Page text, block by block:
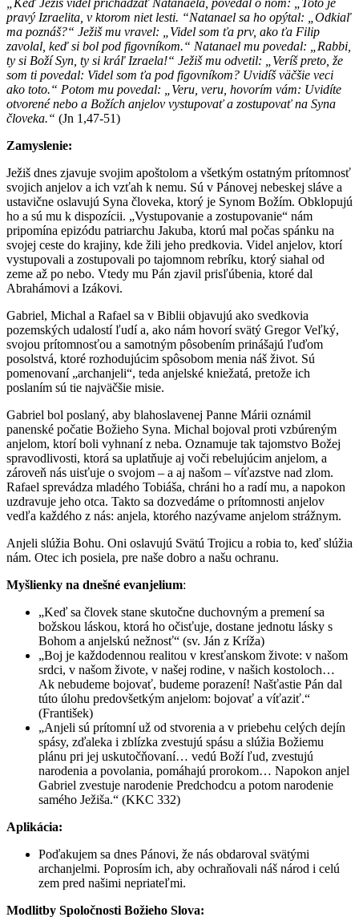
pravý Izraelita, v ktorom niet lesti. “Natanael sa ho opýtal: „Odkiaľ
ma poznáš?“ Ježiš mu vravel: „Videl som ťa prv, ako ťa Filip
zavolal, keď si bol pod figovníkom.“ Natanael mu povedal: „Rabbi,
ty si Boží Syn, ty si kráľ Izraela!“ Ježiš mu odvetil: „Veríš preto, že
som ti povedal: Videl som ťa pod figovníkom? Uvidíš väčšie veci
ako toto.“ Potom mu povedal: „Veru, veru, hovorím vám: Uvidíte
otvorené nebo a Božích anjelov vystupovať a zostupovať na Syna
človeka.“ (Jn 1,47-51)
Zamyslenie:
Ježiš dnes zjavuje svojim apoštolom a všetkým ostatným prítomnosť
svojich anjelov a ich vzťah k nemu. Sú v Pánovej nebeskej sláve a
ustavične oslavujú Syna človeka, ktorý je Synom Božím. Obklopujú
ho a sú mu k dispozícii. „Vystupovanie a zostupovanie“ nám
pripomína epizódu patriarchu Jakuba, ktorú mal počas spánku na
svojej ceste do krajiny, kde žili jeho predkovia. Videl anjelov, ktorí
vystupovali a zostupovali po tajomnom rebríku, ktorý siahal od
zeme až po nebo. Vtedy mu Pán zjavil prisľúbenia, ktoré dal
Abrahámovi a Izákovi.
Gabriel, Michal a Rafael sa v Biblii objavujú ako svedkovia
pozemských udalostí ľudí a, ako nám hovorí svätý Gregor Veľký,
svojou prítomnosťou a samotným pôsobením prinášajú ľuďom
posolstvá, ktoré rozhodujúcim spôsobom menia náš život. Sú
pomenovaní „archanjeli“, teda anjelské kniežatá, pretože ich
poslaním sú tie najväčšie misie.
Gabriel bol poslaný, aby blahoslavenej Panne Márii oznámil
panenské počatie Božieho Syna. Michal bojoval proti vzbúreným
anjelom, ktorí boli vyhnaní z neba. Oznamuje tak tajomstvo Božej
spravodlivosti, ktorá sa uplatňuje aj voči rebelujúcim anjelom, a
zároveň nás uisťuje o svojom – a aj našom – víťazstve nad zlom.
Rafael sprevádza mladého Tobiáša, chráni ho a radí mu, a napokon
uzdravuje jeho otca. Takto sa dozvedáme o prítomnosti anjelov
vedľa každého z nás: anjela, ktorého nazývame anjelom strážnym.
Anjeli slúžia Bohu. Oni oslavujú Svätú Trojicu a robia to, keď slúžia
nám. Otec ich posiela, pre naše dobro a našu ochranu.
Myšlienky na dnešné evanjelium:
„Keď sa človek stane skutočne duchovným a premení sa
božskou láskou, ktorá ho očisťuje, dostane jednotu lásky s
Bohom a anjelskú nežnosť“ (sv. Ján z Kríža)
„Boj je každodennou realitou v kresťanskom živote: v našom
srdci, v našom živote, v našej rodine, v našich kostoloch…
Ak nebudeme bojovať, budeme porazení! Našťastie Pán dal
túto úlohu predovšetkým anjelom: bojovať a víťaziť.“
(František)
„Anjeli sú prítomní už od stvorenia a v priebehu celých dejín
spásy, zďaleka i zblízka zvestujú spásu a slúžia Božiemu
plánu pri jej uskutočňovaní… vedú Boží ľud, zvestujú
narodenia a povolania, pomáhajú prorokom… Napokon anjel
Gabriel zvestuje narodenie Predchodcu a potom narodenie
samého Ježiša.“ (KKC 332)
Aplikácia:
Poďakujem sa dnes Pánovi, že nás obdaroval svätými
archanjelmi. Poprosím ich, aby ochraňovali náš národ i celú
zem pred našimi nepriateľmi.
Modlitby Spoločnosti Božieho Slova: